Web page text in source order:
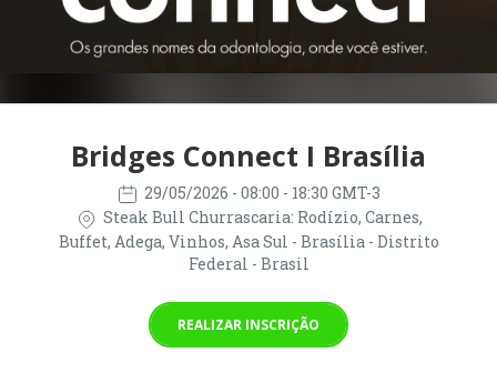
Bridges Connect I Brasília
29/05/2026 - 08:00 - 18:30 GMT-3
Steak Bull Churrascaria: Rodízio, Carnes,
Buffet, Adega, Vinhos, Asa Sul - Brasília - Distrito
Federal - Brasil
REALIZAR INSCRIÇÃO